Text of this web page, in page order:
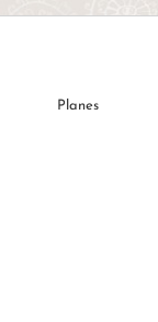
Planes